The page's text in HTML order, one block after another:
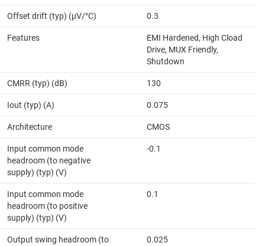
Offset drift (typ) (µV/°C) 0.3
Features
EMI Hardened, High Cload
Drive, MUX Friendly,
Shutdown
CMRR (typ) (dB) 130
Iout (typ) (A) 0.075
Architecture CMOS
Input common mode
headroom (to negative
supply) (typ) (V)
-0.1
Input common mode
headroom (to positive
supply) (typ) (V)
0.1
Output swing headroom (to
0.025